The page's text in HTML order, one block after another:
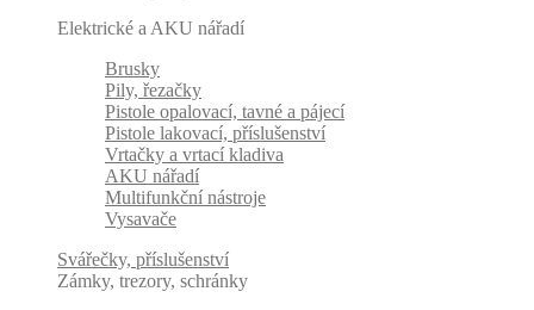
Elektrické a AKU nářadí
Brusky
Pily, řezačky
Pistole opalovací, tavné a pájecí
Pistole lakovací, příslušenství
Vrtačky a vrtací kladiva
AKU nářadí
Multifunkční nástroje
Vysavače
Svářečky, příslušenství
Zámky, trezory, schránky